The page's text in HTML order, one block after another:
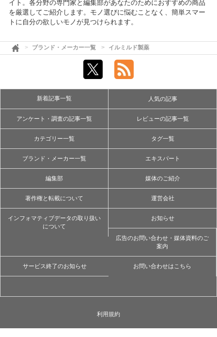
イト。各分野の専門家と編集部があなたのためにおすすめの商品
を厳選してご紹介します。モノ選びに悩むことなく、簡単スマー
トに自分の欲しいモノが見つけられます。
ブランド・メーカー一覧 イルミルド製薬
新着記事一覧 人気の記事
アンケート・調査の記事一覧 レビューの記事一覧
カテゴリー一覧 タグ一覧
ブランド・メーカー一覧 エキスパート
編集部 媒体のご紹介
著作権と転載について 運営会社
インフォマティブデータの取り扱い
について
お知らせ
広告のお問い合わせ・媒体資料のご
案内
サービス終了のお知らせ お問い合わせはこちら
利用規約